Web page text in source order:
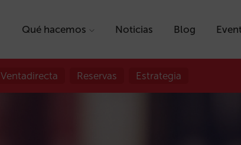
Qué hacemos Noticias Blog
Ventadirecta Reservas Estrategia